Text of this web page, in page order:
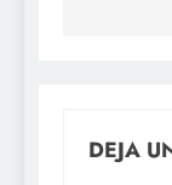
DEJA